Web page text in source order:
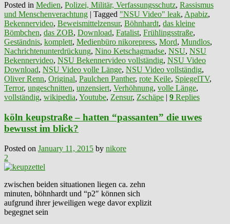
Posted in Medien, Polizei, Militär, Verfassungsschutz, Rassismus
und Menschenverachtung | Tagged "NSU Video" leak, Apabiz,
Bekennervideo, Beweismittelzensur, Böhnhardt, das kleine
Bömbchen, das ZOB, Download, Fatalist, Frühlingsstraße,
Geständnis, komplett, Medienbüro nikorepress, Mord, Mundlos,
Nachrichtenunterdrückung, Nino Ketschagmadse, NSU, NSU
Bekennervideo, NSU Bekennervideo vollständig, NSU Video
Download, NSU Video volle Länge, NSU Video vollständig,
Oliver Renn, Original, Paulchen Panther, rote Keile, SpiegelTV,
Terror, ungeschnitten, unzensiert, Verhöhnung, volle Länge,
vollständig, wikipedia, Youtube, Zensur, Zschäpe | 9 Replies
köln keupstraße – hatten “passanten” die uwes
bewusst im blick?
Posted on January 11, 2015 by nikore
2
zwischen beiden situationen liegen ca. zehn
minuten, böhnhardt und “p2″ können sich
aufgrund ihrer jeweiligen wege davor explizit
begegnet sein